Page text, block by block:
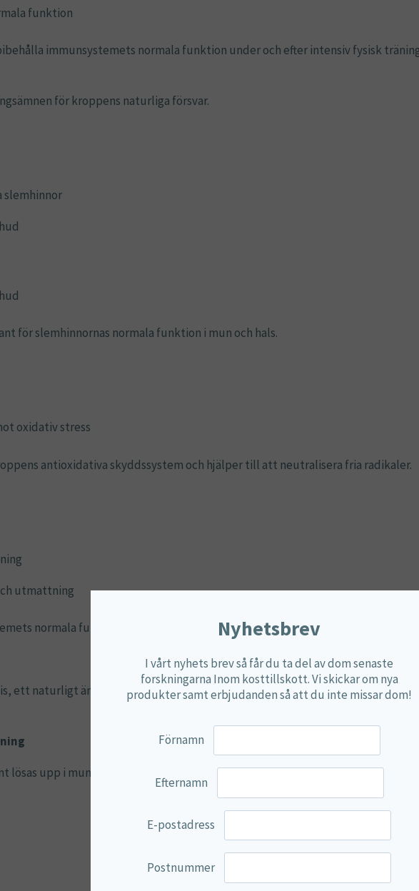
funktion
immunsystemets normala funktion under och efter intensiv fysisk
för kroppens naturliga försvar.
för slemhinnornas normala funktion i mun och hals.
oxidativ stress
antioxidativa skyddssystem och hjälper till att neutralisera fria radikaler.
utmattning
normala funktion.
ett naturligt ämne som samlas in av bin och ofta används i traditionella
lösas upp i munnen, vilket ger en lokal kontakt i mun- och halsområdet
Nyhetsbrev
I vårt nyhets brev så får du ta del av dom senaste
forskningarna Inom kosttillskott. Vi skickar om nya
produkter samt erbjudanden så att du inte missar dom!
Förnamn
Efternamn
E-postadress
Postnummer